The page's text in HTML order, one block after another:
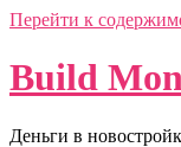
Перейти к
Build
Деньги в